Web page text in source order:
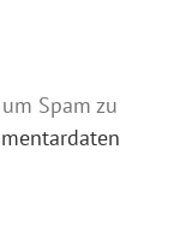
Spam zu